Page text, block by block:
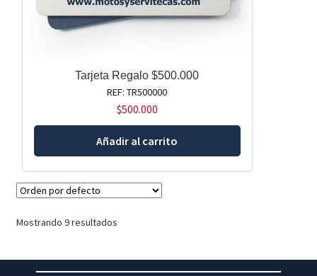
Tarjeta Regalo $500.000
REF: TR500000
$500.000
Añadir al carrito
Mostrando 9 resultados